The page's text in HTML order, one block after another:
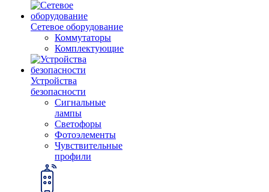
Сетевое оборудование
Коммутаторы
Комплектующие
Устройства
безопасности
Сигнальные
лампы
Светофоры
Фотоэлементы
Чувствительные
профили